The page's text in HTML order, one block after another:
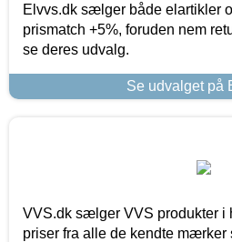
Elvvs.dk sælger både elartikler
prismatch +5%, foruden nem
se deres udvalg.
Se udvalget på
VVS.dk sælger VVS produkter i
priser fra alle de kendte mærker